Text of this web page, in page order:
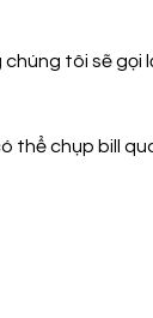
tôi sẽ
thể chụp bill